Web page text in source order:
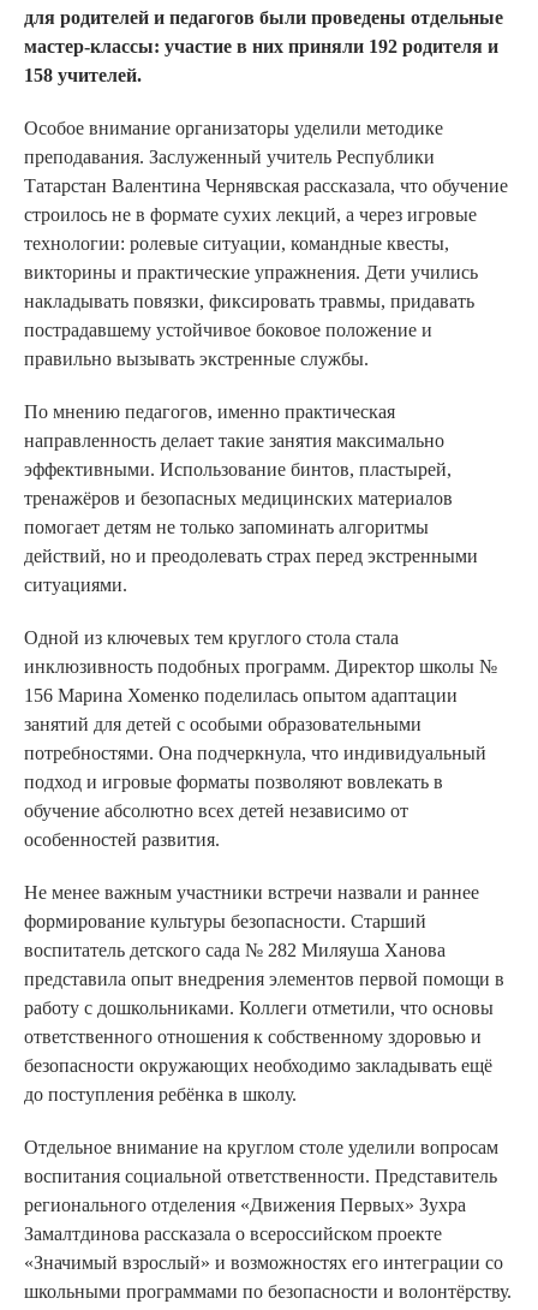
для родителей и педагогов были проведены отдельные
мастер-классы: участие в них приняли 192 родителя и
158 учителей.
Особое внимание организаторы уделили методике
преподавания. Заслуженный учитель Республики
Татарстан Валентина Чернявская рассказала, что обучение
строилось не в формате сухих лекций, а через игровые
технологии: ролевые ситуации, командные квесты,
викторины и практические упражнения. Дети учились
накладывать повязки, фиксировать травмы, придавать
пострадавшему устойчивое боковое положение и
правильно вызывать экстренные службы.
По мнению педагогов, именно практическая
направленность делает такие занятия максимально
эффективными. Использование бинтов, пластырей,
тренажёров и безопасных медицинских материалов
помогает детям не только запоминать алгоритмы
действий, но и преодолевать страх перед экстренными
ситуациями.
Одной из ключевых тем круглого стола стала
инклюзивность подобных программ. Директор школы №
156 Марина Хоменко поделилась опытом адаптации
занятий для детей с особыми образовательными
потребностями. Она подчеркнула, что индивидуальный
подход и игровые форматы позволяют вовлекать в
обучение абсолютно всех детей независимо от
особенностей развития.
Не менее важным участники встречи назвали и раннее
формирование культуры безопасности. Старший
воспитатель детского сада № 282 Миляуша Ханова
представила опыт внедрения элементов первой помощи в
работу с дошкольниками. Коллеги отметили, что основы
ответственного отношения к собственному здоровью и
безопасности окружающих необходимо закладывать ещё
до поступления ребёнка в школу.
Отдельное внимание на круглом столе уделили вопросам
воспитания социальной ответственности. Представитель
регионального отделения «Движения Первых» Зухра
Замалтдинова рассказала о всероссийском проекте
«Значимый взрослый» и возможностях его интеграции со
школьными программами по безопасности и волонтёрству.